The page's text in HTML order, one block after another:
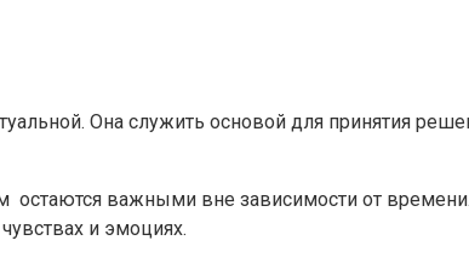
Она служить основой для принятия
остаются важными вне зависимости от
и эмоциях.